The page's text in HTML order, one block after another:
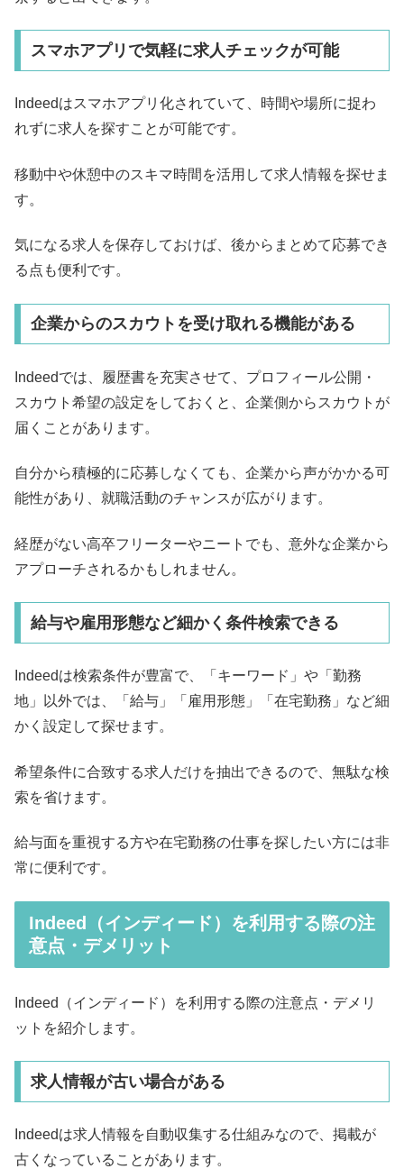
スマホアプリで気軽に求人チェックが可能
Indeedはスマホアプリ化されていて、時間や場所に捉わ
れずに求人を探すことが可能です。
移動中や休憩中のスキマ時間を活用して求人情報を探せま
す。
気になる求人を保存しておけば、後からまとめて応募でき
る点も便利です。
企業からのスカウトを受け取れる機能がある
Indeedでは、履歴書を充実させて、プロフィール公開・
スカウト希望の設定をしておくと、企業側からスカウトが
届くことがあります。
自分から積極的に応募しなくても、企業から声がかかる可
能性があり、就職活動のチャンスが広がります。
経歴がない高卒フリーターやニートでも、意外な企業から
アプローチされるかもしれません。
給与や雇用形態など細かく条件検索できる
Indeedは検索条件が豊富で、「キーワード」や「勤務
地」以外では、「給与」「雇用形態」「在宅勤務」など細
かく設定して探せます。
希望条件に合致する求人だけを抽出できるので、無駄な検
索を省けます。
給与面を重視する方や在宅勤務の仕事を探したい方には非
常に便利です。
Indeed（インディード）を利用する際の注
意点・デメリット
Indeed（インディード）を利用する際の注意点・デメリ
ットを紹介します。
求人情報が古い場合がある
Indeedは求人情報を自動収集する仕組みなので、掲載が
古くなっていることがあります。